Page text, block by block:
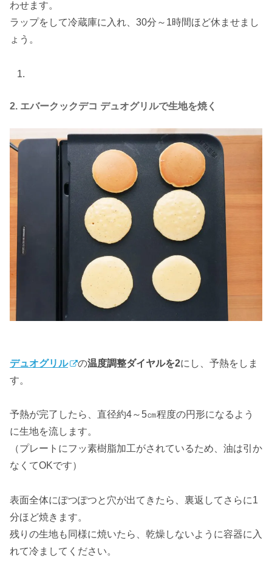
わせます。
ラップをして冷蔵庫に入れ、30分～1時間ほど休ませまし
ょう。
2. エバークックデコ デュオグリルで生地を焼く
デュオグリル の温度調整ダイヤルを2にし、予熱をしま
す。
予熱が完了したら、直径約4～5㎝程度の円形になるよう
に生地を流します。
（プレートにフッ素樹脂加工がされているため、油は引か
なくてOKです）
表面全体にぽつぽつと穴が出てきたら、裏返してさらに1
分ほど焼きます。
残りの生地も同様に焼いたら、乾燥しないように容器に入
れて冷ましてください。